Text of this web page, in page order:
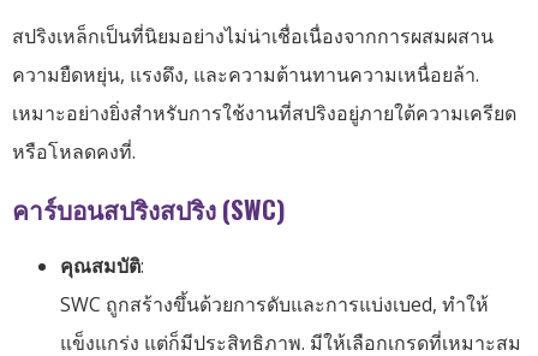
สปริงเหล็กเป็นที่นิยมอย่างไม่น่าเชื่อเนื่องจากการผสมผสาน
ความยืดหยุ่น, แรงดึง, และความต้านทานความเหนื่อยล้า.
เหมาะอย่างยิ่งสำหรับการใช้งานที่สปริงอยู่ภายใต้ความเครียด
หรือโหลดคงที่.
คาร์บอนสปริงสปริง (SWC)
คุณสมบัติ:
SWC ถูกสร้างขึ้นด้วยการดับและการแบ่งเบed, ทำให้
แข็งแกร่ง แต่ก็มีประสิทธิภาพ. มีให้เลือกเกรดที่เหมาะสม